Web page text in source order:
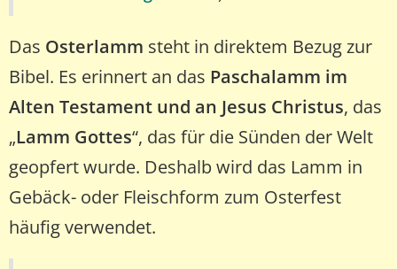
Das Osterlamm steht in direktem Bezug zur
Bibel. Es erinnert an das Paschalamm im
Alten Testament und an Jesus Christus, das
„Lamm Gottes“, das für die Sünden der Welt
geopfert wurde. Deshalb wird das Lamm in
Gebäck- oder Fleischform zum Osterfest
häufig verwendet.